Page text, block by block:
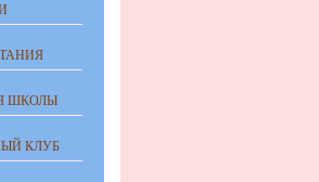
ШКОЛЫ
КЛУБ